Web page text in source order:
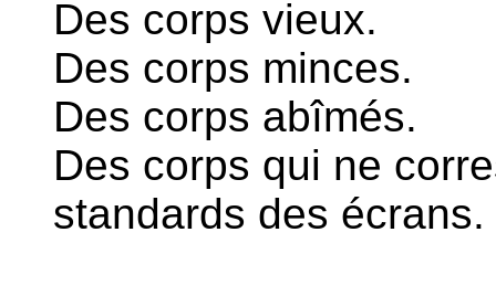
Des corps vieux.
Des corps minces.
Des corps abîmés.
Des corps qui ne
standards des écrans.